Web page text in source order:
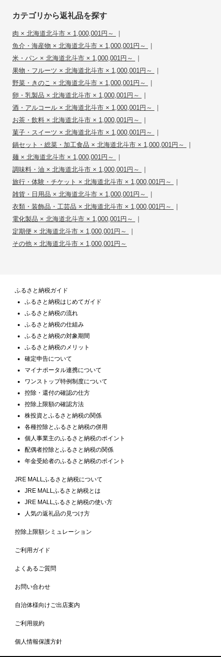
カテゴリから返礼品を探す
肉 × 北海道北斗市 × 1,000,001円～ |
魚介・海産物 × 北海道北斗市 × 1,000,001円～ |
米・パン × 北海道北斗市 × 1,000,001円～ |
果物・フルーツ × 北海道北斗市 × 1,000,001円～ |
野菜・きのこ × 北海道北斗市 × 1,000,001円～ |
卵・乳製品 × 北海道北斗市 × 1,000,001円～ |
酒・アルコール × 北海道北斗市 × 1,000,001円～ |
お茶・飲料 × 北海道北斗市 × 1,000,001円～ |
菓子・スイーツ × 北海道北斗市 × 1,000,001円～ |
鍋セット・総菜・加工食品 × 北海道北斗市 × 1,000,001円～ |
麺 × 北海道北斗市 × 1,000,001円～ |
調味料・油 × 北海道北斗市 × 1,000,001円～ |
旅行・体験・チケット × 北海道北斗市 × 1,000,001円～ |
雑貨・日用品 × 北海道北斗市 × 1,000,001円～ |
衣類・装飾品・工芸品 × 北海道北斗市 × 1,000,001円～ |
電化製品 × 北海道北斗市 × 1,000,001円～ |
定期便 × 北海道北斗市 × 1,000,001円～ |
その他 × 北海道北斗市 × 1,000,001円～
ふるさと納税ガイド
ふるさと納税はじめてガイド
ふるさと納税の流れ
ふるさと納税の仕組み
ふるさと納税の対象期間
ふるさと納税のメリット
確定申告について
マイナポータル連携について
ワンストップ特例制度について
控除・還付の確認の仕方
控除上限額の確認方法
株投資とふるさと納税の関係
各種控除とふるさと納税の併用
個人事業主のふるさと納税のポイント
配偶者控除とふるさと納税の関係
年金受給者のふるさと納税のポイント
JRE MALLふるさと納税について
JRE MALLふるさと納税とは
JRE MALLふるさと納税の使い方
人気の返礼品の見つけ方
控除上限額シミュレーション
ご利用ガイド
よくあるご質問
お問い合わせ
自治体様向けご出店案内
ご利用規約
個人情報保護方針